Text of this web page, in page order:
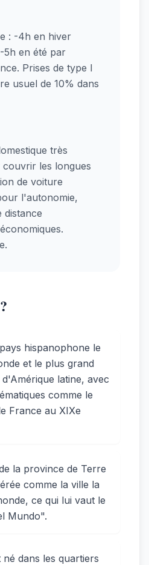
: -4h en hiver
en été par
Prises de type I
usuel de 10% dans
très
les longues
de voiture
l'autonomie,
distance
hispanophone le
et le plus grand
latine, avec
comme le
France au XIXe
la province de Terre
comme la ville la
ce qui lui vaut le
Mundo".
dans les quartiers